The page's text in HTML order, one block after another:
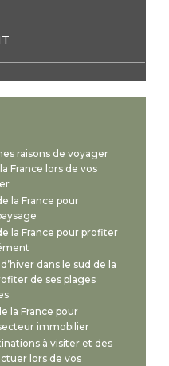
raisons de voyager
France lors de vos
la France pour
la France pour profiter
dans le sud de la
de ses plages
la France pour
immobilier
à visiter et des
lors de vos